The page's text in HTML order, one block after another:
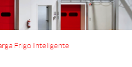
Frigo Inteligente